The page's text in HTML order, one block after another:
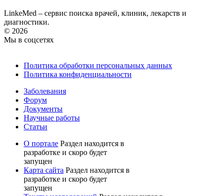
LinkeMed – сервис поиска врачей, клиник, лекарств и
диагностики.
© 2026
Мы в соцсетях
Политика обработки персональных данных
Политика конфиденциальности
Заболевания
Форум
Документы
Научные работы
Статьи
О портале Раздел находится в
разработке и скоро будет
запущен
Карта сайта Раздел находится в
разработке и скоро будет
запущен